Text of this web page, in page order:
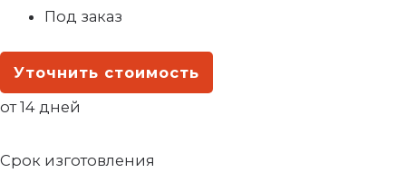
Под заказ
Уточнить стоимость
от 14 дней
Срок изготовления